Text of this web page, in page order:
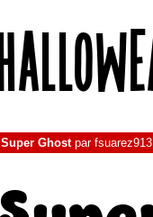
Super Ghostpar fsuarez913